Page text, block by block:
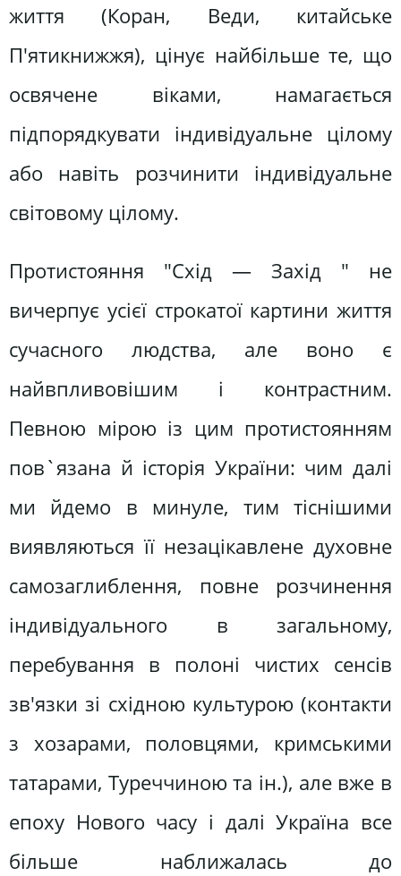
життя (Коран, Веди, китайське
П'ятикнижжя), цінує найбільше те, що
освячене віками, намагається
підпорядкувати індивідуальне цілому
або навіть розчинити індивідуальне
світовому цілому.
Протистояння "Схід — Захід " не
вичерпує усієї строкатої картини життя
сучасного людства, але воно є
найвпливовішим і контрастним.
Певною мірою із цим протистоянням
пов`язана й історія України: чим далі
ми йдемо в минуле, тим тіснішими
виявляються її незацікавлене духовне
самозаглиблення, повне розчинення
індивідуального в загальному,
перебування в полоні чистих сенсів
зв'язки зі східною культурою (контакти
з хозарами, половцями, кримськими
татарами, Туреччиною та ін.), але вже в
епоху Нового часу і далі Україна все
більше наближалась до